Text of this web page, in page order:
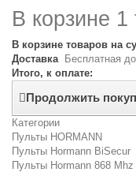
В корзине 1
В корзине товаров на
Доставка Бесплатная
Итого, к оплате:
Продолжить
Категории
Пульты HORMANN
Пульты Hormann BiSecur
Пульты Hormann 868 Mhz